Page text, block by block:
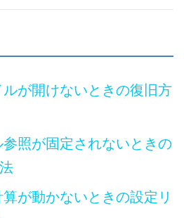
ルが開けないときの復旧方
参照が固定されないときの
が動かないときの設定リ